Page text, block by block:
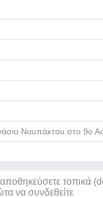
Ναυπάκτου στο 9ο
τοπικά
να συνδεθείτε